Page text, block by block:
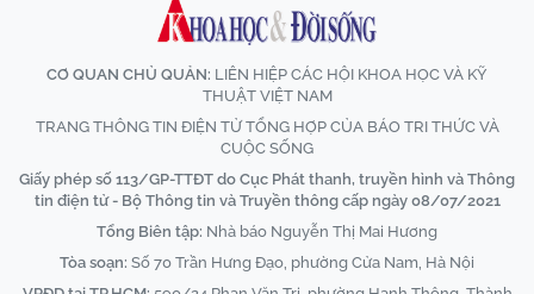
CƠ QUAN CHỦ QUẢN: LIÊN HIỆP CÁC HỘI KHOA HỌC VÀ KỸ
THUẬT VIỆT NAM
TRANG THÔNG TIN ĐIỆN TỬ TỔNG HỢP CỦA BÁO TRI THỨC VÀ
CUỘC SỐNG
Giấy phép số 113/GP-TTĐT do Cục Phát thanh, truyền hình và Thông
tin điện tử - Bộ Thông tin và Truyền thông cấp ngày 08/07/2021
Tổng Biên tập: Nhà báo Nguyễn Thị Mai Hương
Tòa soạn: Số 70 Trần Hưng Đạo, phường Cửa Nam, Hà Nội